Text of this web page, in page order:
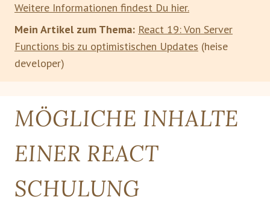
Weitere Informationen findest Du hier.
Mein Artikel zum Thema: React 19: Von Server
Functions bis zu optimistischen Updates (heise
developer)
MÖGLICHE INHALTE
EINER REACT
SCHULUNG